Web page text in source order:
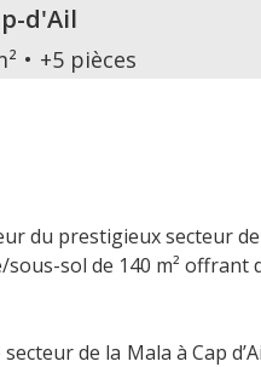
d'Ail
+5 pièces
du prestigieux secteur
sol de 140 m²
de la Mala à Cap